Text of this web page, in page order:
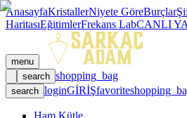
AnasayfaKristallerNiyete GöreBurçlar
HaritasıEğitimlerFrekans LabCANLI
menu
search shopping_bag
search loginGİRİŞfavorite
Ham Kütle